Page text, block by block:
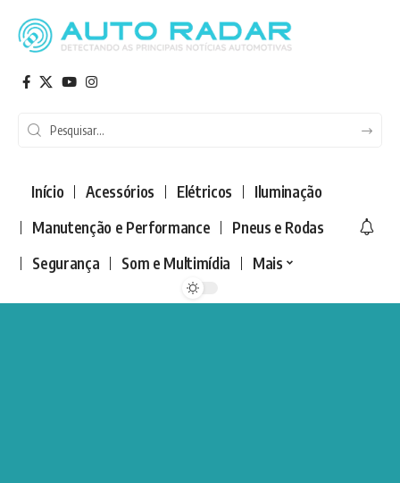
Início Acessórios Elétricos
Iluminação
Manutenção e Performance
Pneus e Rodas
Segurança
Som e Multimídia Mais